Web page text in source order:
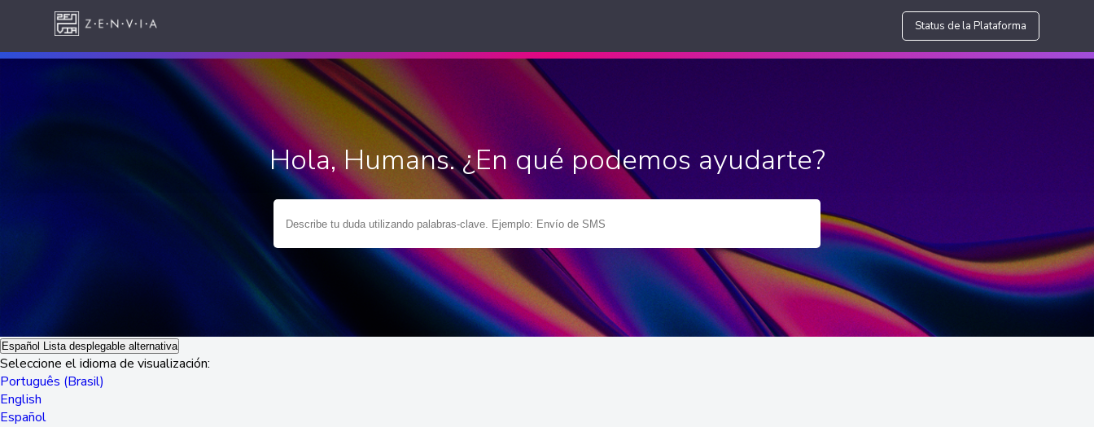
Status de la Plataforma
Hola, Humans. ¿En qué podemos ayudarte?
Español Lista desplegable alternativa
Seleccione el idioma de visualización:
Português (Brasil)
English
Español